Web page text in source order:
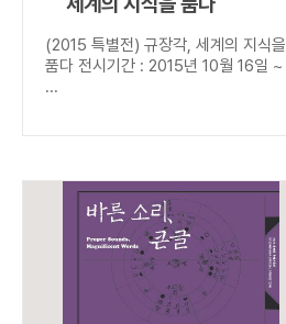
(2015 특별전) 규장각, 세계의 지식을
품다 전시기간 : 2015년 10월 16일 ~
...